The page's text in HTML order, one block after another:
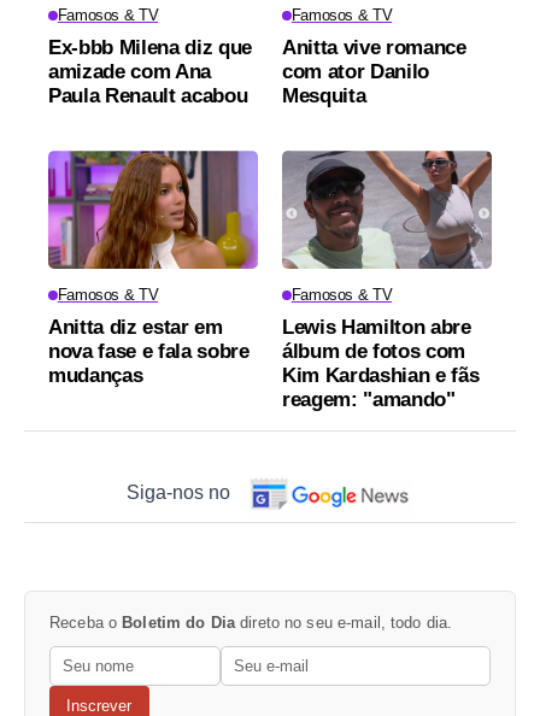
Famosos & TV
Ex-bbb Milena diz que
amizade com Ana
Paula Renault acabou
Famosos & TV
Anitta vive romance
com ator Danilo
Mesquita
Famosos & TV
Anitta diz estar em
nova fase e fala sobre
mudanças
Famosos & TV
Lewis Hamilton abre
álbum de fotos com
Kim Kardashian e fãs
reagem: "amando"
Siga-nos no
Receba o Boletim do Diadireto no seu e-mail, todo dia.
Inscrever